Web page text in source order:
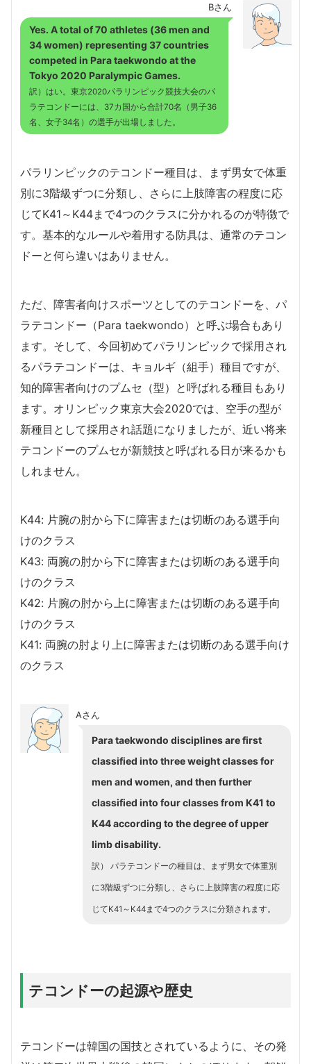
Bさん
Yes. A total of 70 athletes (36 men and
34 women) representing 37 countries
competed in Para taekwondo at the
Tokyo 2020 Paralympic Games.
訳）はい。東京2020パラリンピック競技大会のパ
ラテコンドーには、37カ国から合計70名（男子36
名、女子34名）の選手が出場しました。
パラリンピックのテコンドー種目は、まず男女で体重
別に3階級ずつに分類し、さらに上肢障害の程度に応
じてK41～K44まで4つのクラスに分かれるのが特徴で
す。基本的なルールや着用する防具は、通常のテコン
ドーと何ら違いはありません。
ただ、障害者向けスポーツとしてのテコンドーを、パ
ラテコンドー（Para taekwondo）と呼ぶ場合もあり
ます。そして、今回初めてパラリンピックで採用され
るパラテコンドーは、キョルギ（組手）種目ですが、
知的障害者向けのプムセ（型）と呼ばれる種目もあり
ます。オリンピック東京大会2020では、空手の型が
新種目として採用され話題になりましたが、近い将来
テコンドーのプムセが新競技と呼ばれる日が来るかも
しれません。
K44: 片腕の肘から下に障害または切断のある選手向
けのクラス
K43: 両腕の肘から下に障害または切断のある選手向
けのクラス
K42: 片腕の肘から上に障害または切断のある選手向
けのクラス
K41: 両腕の肘より上に障害または切断のある選手向け
のクラス
Aさん
Para taekwondo disciplines are first
classified into three weight classes for
men and women, and then further
classified into four classes from K41 to
K44 according to the degree of upper
limb disability.
訳） パラテコンドーの種目は、まず男女で体重別
に3階級ずつに分類し、さらに上肢障害の程度に応
じてK41～K44まで4つのクラスに分類されます。
テコンドーの起源や歴史
テコンドーは韓国の国技とされているように、その発